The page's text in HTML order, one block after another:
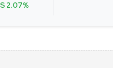
2.07%